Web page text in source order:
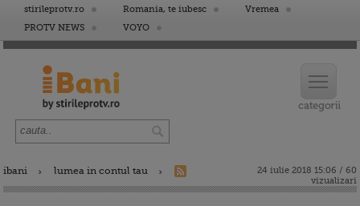
stirileprotv.ro Romania, te iubesc
Vremea
PROTV NEWS
VOYO
ibani lumea in contul tau
24 iulie 2018 15:06 / 60
vizualizari